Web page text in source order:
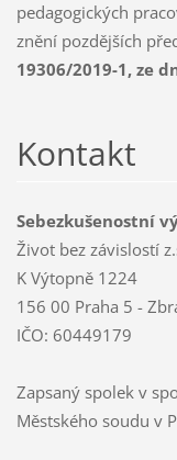
pedagogických
znění pozdějších
19306/2019-1, ze
Kontakt
Sebezkušenostní
Život bez závislostí
K Výtopně 1224
156 00 Praha 5 -
IČO: 60449179
Zapsaný spolek v
Městského soudu v